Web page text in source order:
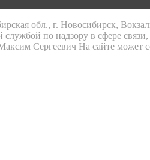
обл., г. Новосибирск,
по надзору в сфере
Сергеевич На сайте может